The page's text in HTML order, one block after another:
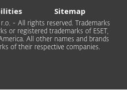
Sitemap
r.o. - All rights reserved. Trademarks
or registered trademarks of ESET,
All other names and brands
of their respective companies.